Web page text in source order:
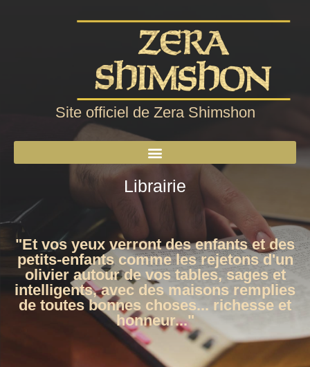
Site officiel de Zera Shimshon
Librairie
"Et vos yeux verront des enfants et des
petits-enfants comme les rejetons d'un
olivier autour de vos tables, sages et
intelligents, avec des maisons remplies
de toutes bonnes choses... richesse et
honneur..."